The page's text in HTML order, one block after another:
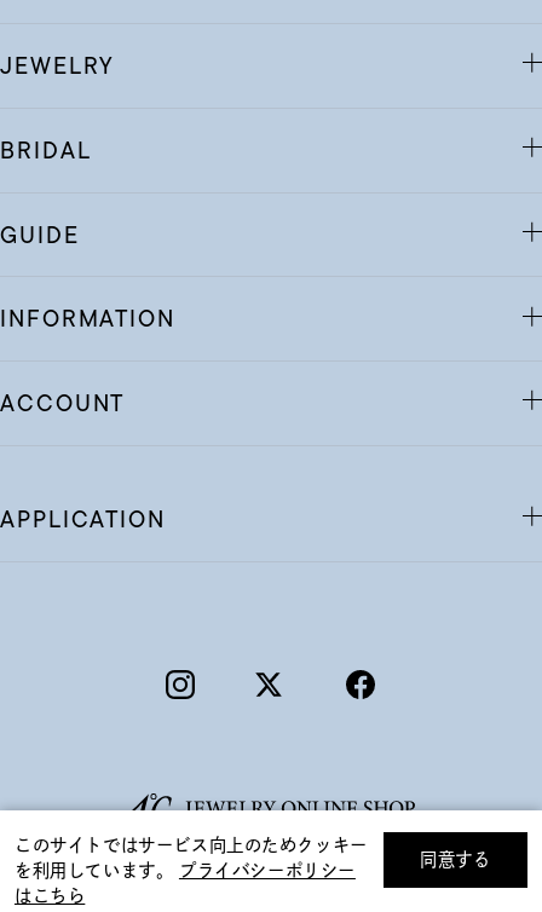
絞り込んで検索する
JEWELRY
BRIDAL
GUIDE
INFORMATION
ACCOUNT
APPLICATION
このサイトではサービス向上のためクッキー
を利用しています。
プライバシーポリシー
はこちら
同意する